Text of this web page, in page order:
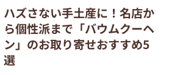
ハズさない手土産に！名店か
ら個性派まで「バウムクーヘ
ン」のお取り寄せおすすめ5
選